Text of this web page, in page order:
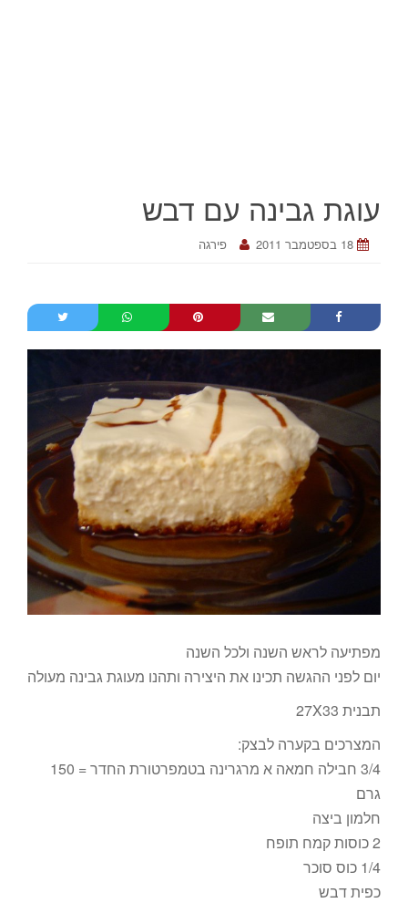
עוגת גבינה עם דבש
18 בספטמבר 2011 פירגה
מפתיעה לראש השנה ולכל השנה
יום לפני ההגשה תכינו את היצירה ותהנו מעוגת גבינה מעולה
תבנית 27X33
המצרכים בקערה לבצק:
3/4 חבילה חמאה א מרגרינה בטמפרטורת החדר = 150
גרם
חלמון ביצה
2 כוסות קמח תופח
1/4 כוס סוכר
כפית דבש